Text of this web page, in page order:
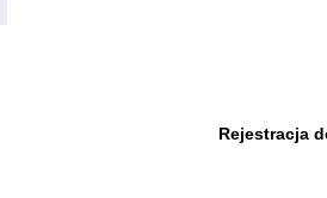
Rejestracja